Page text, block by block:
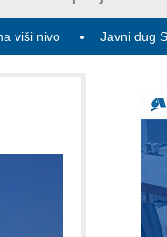
Javni dug Srbije na